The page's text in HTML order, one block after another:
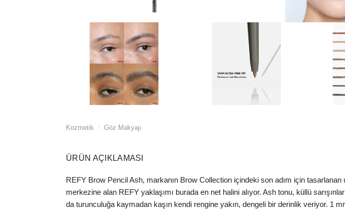
Kozmetik / Göz Makyajı
ÜRÜN AÇIKLAMASI
REFY Brow Pencil Ash, markanın Brow Collection içindeki son adım için
merkezine alan REFY yaklaşımı burada en net halini alıyor. Ash tonu, küllü
da turunculuğa kaymadan kaşın kendi rengine yakın, dengeli bir derinlik veriyor. 1